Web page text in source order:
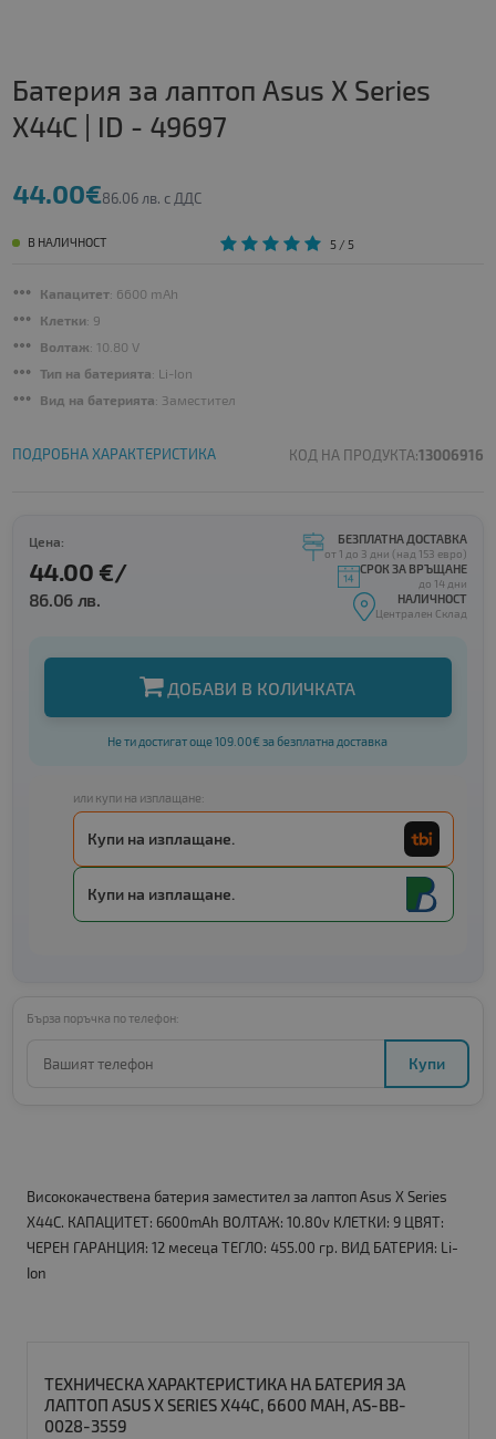
Батерия за лаптоп Asus X Series
X44C | ID - 49697
44.00€86.06 лв. с ДДС
В НАЛИЧНОСТ 5/ 5
Капацитет: 6600 mAh
Клетки: 9
Волтаж: 10.80 V
Тип на батерията: Li-Ion
Вид на батерията: Заместител
ПОДРОБНА ХАРАКТЕРИСТИКА КОД НА ПРОДУКТА:13006916
Цена:
44.00 €/
86.06 лв.
БЕЗПЛАТНА ДОСТАВКА
от 1 до 3 дни (над 153 евро)
СРОК ЗА ВРЪЩАНЕ
до 14 дни
НАЛИЧНОСТ
Централен Склад
ДОБАВИ В КОЛИЧКАТА
Не ти достигат още 109.00€ за безплатна доставка
или купи на изплащане:
Купи на изплащане.
Купи на изплащане.
Бърза поръчка по телефон:
Купи
Висококачествена батерия заместител за лаптоп Asus X Series
X44C. КАПАЦИТЕТ: 6600mAh ВОЛТАЖ: 10.80v КЛЕТКИ: 9 ЦВЯТ:
ЧЕРЕН ГАРАНЦИЯ: 12 месеца ТЕГЛО: 455.00 гр. ВИД БАТЕРИЯ: Li-
Ion
ТЕХНИЧЕСКА ХАРАКТЕРИСТИКА НА БАТЕРИЯ ЗА
ЛАПТОП ASUS X SERIES X44C, 6600 MAH, AS-BB-
0028-3559